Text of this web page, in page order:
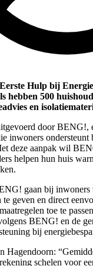
Hulp bij
hebben 500
en
door BENG!,
inwoners ondersteunt
deze aanpak wil
helpen hun huis
gaan bij inwoners
te geven en direct
toe te
BENG! en de
bij
Hagendoorn:
schelen voor